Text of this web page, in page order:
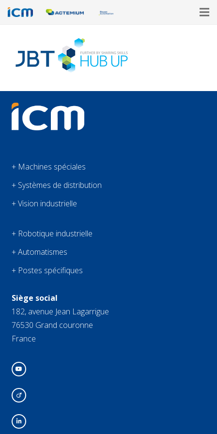
+ Machines spéciales
+ Systèmes de distribution
+ Vision industrielle
+ Robotique industrielle
+ Automatismes
+ Postes spécifiques
Siège social
182, avenue Jean Lagarrigue
76530 Grand couronne
France